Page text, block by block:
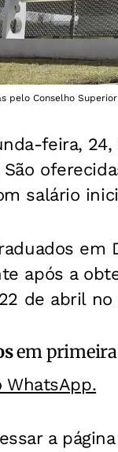
pelo Conselho
feira,
salário
após a
de abril no
em
WhatsApp.
a